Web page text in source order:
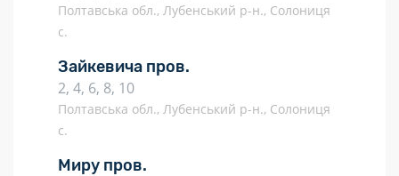
Полтавська обл., Лубенський р-н., Солониця
с.
Зайкевича пров.
2, 4, 6, 8, 10
Полтавська обл., Лубенський р-н., Солониця
с.
Миру пров.